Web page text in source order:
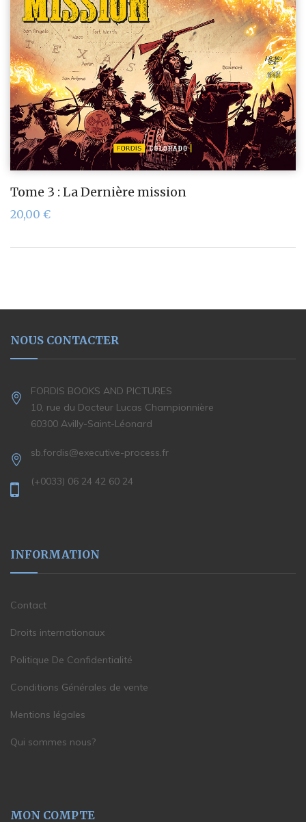
Tome 3 : La Dernière mission
20,00 €
NOUS CONTACTER
FORDIS BOOKS AND PICTURES
10, rue du Docteur Lucas Championnière
60300 Avilly-Saint-Léonard
sb.fordis@executive-process.fr
(+0033) 06 24 42 60 24
INFORMATION
Contact
Droits internationaux
Politique De Confidentialité
Conditions Générales de vente
Mentions légales
Qui sommes nous?
MON COMPTE